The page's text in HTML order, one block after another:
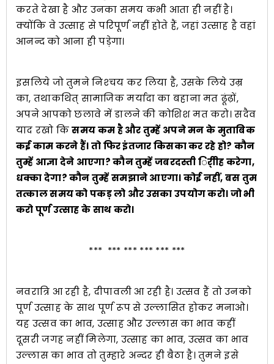
करते देखा है और उनका समय कभी आता ही नहीं है।
क्योंकि वे उत्साह से परिपूर्ण नहीं होते हैं, जहां उत्साह है वहां
आनन्द को आना ही पड़ेगा।
इसलिये जो तुमने निश्‍चय कर लिया है, उसके लिये उम्र
का, तथाकथित् सामाजिक मर्यादा का बहाना मत ढूंढ़ों,
अपने आपको छलावे में डालने की कोशिश मत करो। सदैव
याद रखो किसमय कम है और तुम्हें अपने मन के मुताबिक
कई काम करने हैं। तो फिर इंतजार किसका कर रहे हो? कौन
तुम्हें आज्ञा देने आएगा? कौन तुम्हें जबरदस्ती र्िीीह करेगा,
धक्का देगा? कौन तुम्हें समझाने आएगा। कोई नहीं, बस तुम
तत्काल समय को पकड़ लो और उसका उपयोग करो। जो भी
करो पूर्ण उत्साह के साथ करो।
*** *** *** *** *** ***
नवरात्रि आ रही है, दीपावली आ रही है। उत्सव हैं तो उनको
पूर्ण उत्साह के साथ पूर्ण रूप से उल्लासित होकर मनाओ।
यह उत्सव का भाव, उत्साह और उल्लास का भाव कहीं
दूसरी जगह नहीं मिलेगा, उत्साह का भाव, उत्सव का भाव
उल्लास का भाव तो तुम्हारे अन्दर ही बैठा है। तुमने इसे